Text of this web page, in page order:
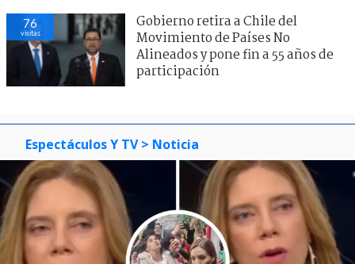
76
visitas
Gobierno retira a Chile del
Movimiento de Países No
Alineados y pone fin a 55 años de
participación
Espectáculos Y TV > Noticia